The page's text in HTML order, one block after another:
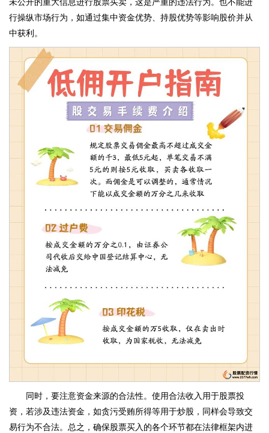
行操纵市场行为，如通过集中资金优势、持股优势等影响股价并从
中获利。
同时，要注意资金来源的合法性。使用合法收入用于股票投
资，若涉及违法资金，如贪污受贿所得等用于炒股，同样会导致交
易行为不合法。总之，确保股票买入的各个环节都在法律框架内进